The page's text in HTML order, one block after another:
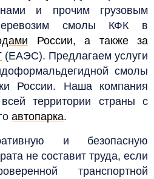
и прочим грузовым
Перевозим смолы КФК в
России, а также за
(ЕАЭС). Предлагаем услуги
смолы
России. Наша компания
территории страны с
автопарка.
и безопасную
не составит труда, если
транспортной